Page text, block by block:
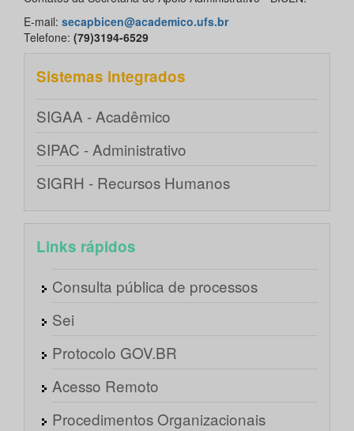
E-mail: secapbicen@academico.ufs.br
Telefone: (79)3194-6529
Sistemas integrados
SIGAA - Acadêmico
SIPAC - Administrativo
SIGRH - Recursos Humanos
Links rápidos
Consulta pública de processos
Sei
Protocolo GOV.BR
Acesso Remoto
Procedimentos Organizacionais